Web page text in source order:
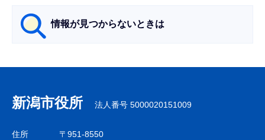
情報が見つからないときは
ナ
ビ
ゲ
新潟市役所 法人番号 5000020151009
住所
〒951-8550